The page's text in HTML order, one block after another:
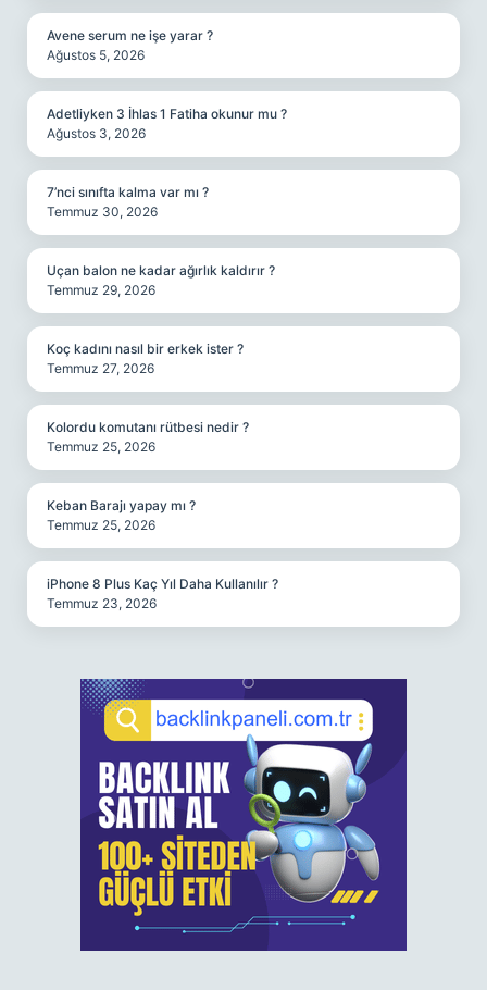
Avene serum ne işe yarar ?
Ağustos 5, 2026
Adetliyken 3 İhlas 1 Fatiha okunur mu ?
Ağustos 3, 2026
7’nci sınıfta kalma var mı ?
Temmuz 30, 2026
Uçan balon ne kadar ağırlık kaldırır ?
Temmuz 29, 2026
Koç kadını nasıl bir erkek ister ?
Temmuz 27, 2026
Kolordu komutanı rütbesi nedir ?
Temmuz 25, 2026
Keban Barajı yapay mı ?
Temmuz 25, 2026
iPhone 8 Plus Kaç Yıl Daha Kullanılır ?
Temmuz 23, 2026